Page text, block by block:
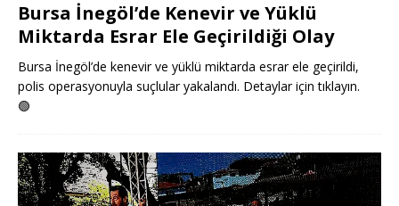
Bursa İnegöl’de Kenevir ve Yüklü
Miktarda Esrar Ele Geçirildiği Olay
Bursa İnegöl’de kenevir ve yüklü miktarda esrar ele geçirildi,
polis operasyonuyla suçlular yakalandı. Detaylar için tıklayın.
🟢